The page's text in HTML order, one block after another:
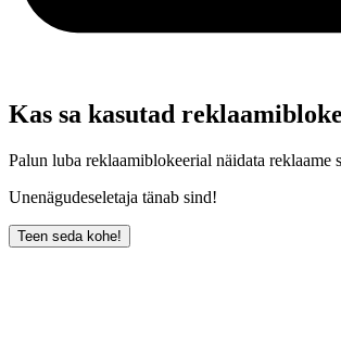
Kas sa kasutad
Palun luba reklaamiblokeerial näidata reklaame
Unenägudeseletaja tänab sind!
Teen seda kohe!